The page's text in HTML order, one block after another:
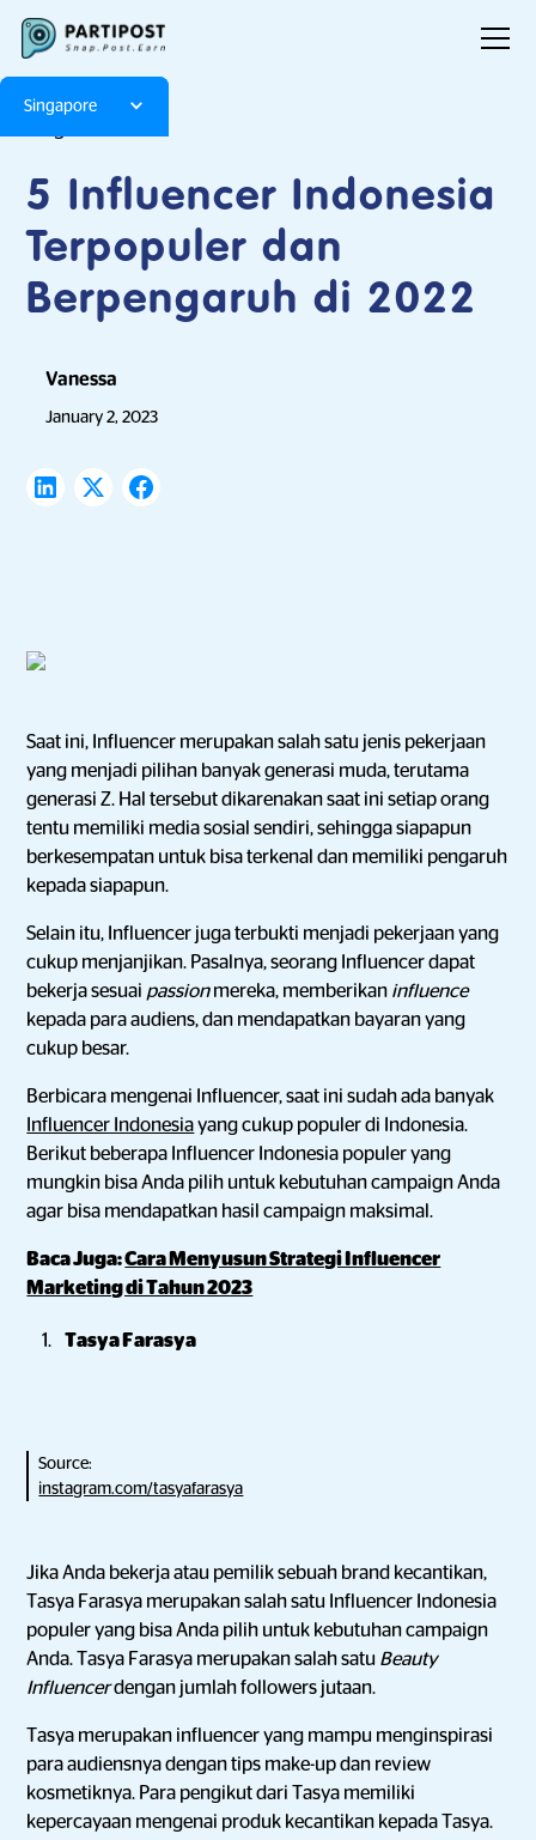
Singapore
5 Influencer Indonesia
Terpopuler dan
Berpengaruh di 2022
Vanessa
January 2, 2023
Saat ini, Influencer merupakan salah satu jenis pekerjaan
yang menjadi pilihan banyak generasi muda, terutama
generasi Z. Hal tersebut dikarenakan saat ini setiap orang
tentu memiliki media sosial sendiri, sehingga siapapun
berkesempatan untuk bisa terkenal dan memiliki pengaruh
kepada siapapun.
Selain itu, Influencer juga terbukti menjadi pekerjaan yang
cukup menjanjikan. Pasalnya, seorang Influencer dapat
bekerja sesuai passionmereka, memberikan influence
kepada para audiens, dan mendapatkan bayaran yang
cukup besar.
Berbicara mengenai Influencer, saat ini sudah ada banyak
Influencer Indonesiayang cukup populer di Indonesia.
Berikut beberapa Influencer Indonesia populer yang
mungkin bisa Anda pilih untuk kebutuhan campaign Anda
agar bisa mendapatkan hasil campaign maksimal.
Baca Juga:Cara Menyusun Strategi Influencer
Marketing di Tahun 2023
Tasya Farasya
Source:
instagram.com/tasyafarasya
Jika Anda bekerja atau pemilik sebuah brand kecantikan,
Tasya Farasya merupakan salah satu Influencer Indonesia
populer yang bisa Anda pilih untuk kebutuhan campaign
Anda. Tasya Farasya merupakan salah satu Beauty
Influencerdengan jumlah followers jutaan.
Tasya merupakan influencer yang mampu menginspirasi
para audiensnya dengan tips make-up dan review
kosmetiknya. Para pengikut dari Tasya memiliki
kepercayaan mengenai produk kecantikan kepada Tasya.